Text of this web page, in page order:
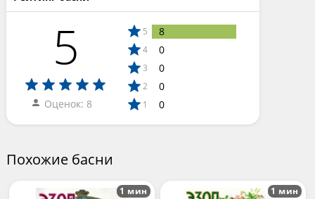
5
Оценок: 8
5 8
4 0
3 0
2 0
1 0
Похожие басни
1 мин 1 мин